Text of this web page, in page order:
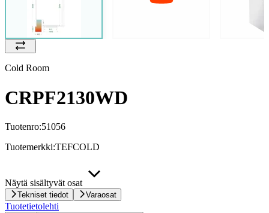
Cold Room
CRPF2130WD
Tuotenro:51056
Tuotemerkki:TEFCOLD
Näytä sisältyvät osat
Tekniset tiedot Varaosat
Tuotetietolehti